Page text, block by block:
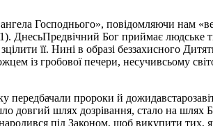
Господнього», повідомляючи нам
ДнесьПредвічний Бог приймає
її. Нині в образі беззахисного
із гробової печери, несучивсьому
пророки й
довгий шлях дозрівання, стало на
під Законом, щоб викупити